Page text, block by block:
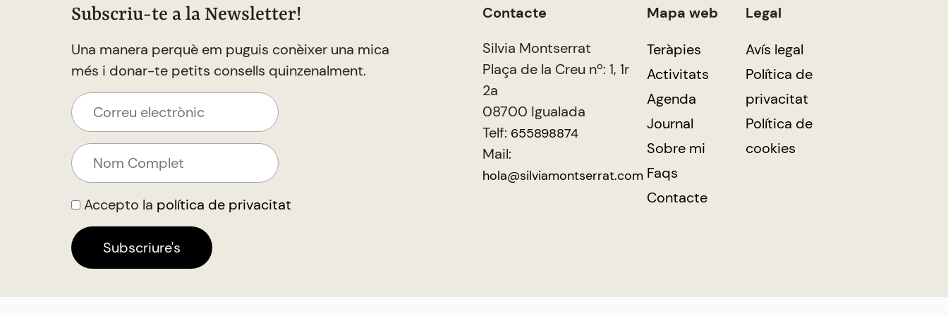
Subscriu-te a la Newsletter!
Una manera perquè em puguis conèixer una mica
més i donar-te petits consells quinzenalment.
Accepto la política de privacitat
Contacte
Silvia Montserrat
Plaça de la Creu nº: 1, 1r
2a
08700 Igualada
Telf: 655898874
Mail:
hola@silviamontserrat.com
Mapa web
Teràpies
Activitats
Agenda
Journal
Sobre mi
Faqs
Contacte
Legal
Avís legal
Política de
privacitat
Política de
cookies